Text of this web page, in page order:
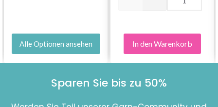
Alle Optionen ansehen In den Warenkorb
Sparen Sie bis zu 50%